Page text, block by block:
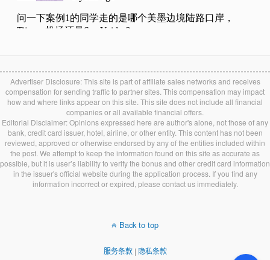
Advertiser Disclosure: This site is part of affiliate sales networks and receives
compensation for sending traffic to partner sites. This compensation may impact
how and where links appear on this site. This site does not include all financial
companies or all available financial offers.
Editorial Disclaimer: Opinions expressed here are author's alone, not those of any
bank, credit card issuer, hotel, airline, or other entity. This content has not been
reviewed, approved or otherwise endorsed by any of the entities included within
the post. We attempt to keep the information found on this site as accurate as
possible, but it is user’s liability to verify the bonus and other credit card information
in the issuer's official website during the application process. If you find any
information incorrect or expired, please contact us immediately.
Back to top
服务条款| 隐私条款